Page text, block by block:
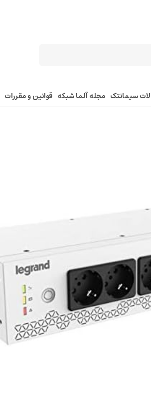
سیمانتک مجله آلما شبکه قوانین و مقررات
پچ کورد 2 متری Cat6ASFTP
لگراند 51781
490,000 تومان